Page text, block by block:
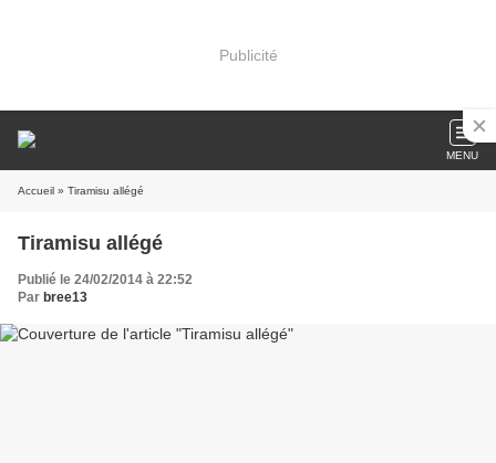
Publicité
MENU
Accueil » Tiramisu allégé
Tiramisu allégé
Publié le 24/02/2014 à 22:52
Par bree13